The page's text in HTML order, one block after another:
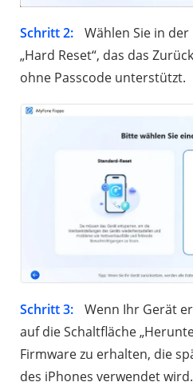
Schritt 2:
Wählen Sie in
„Hard Reset“, das das
ohne Passcode unterstützt.
Schritt 3:
Wenn Ihr Gerät
auf die Schaltfläche
Firmware zu erhalten, die
des iPhones verwendet wird.